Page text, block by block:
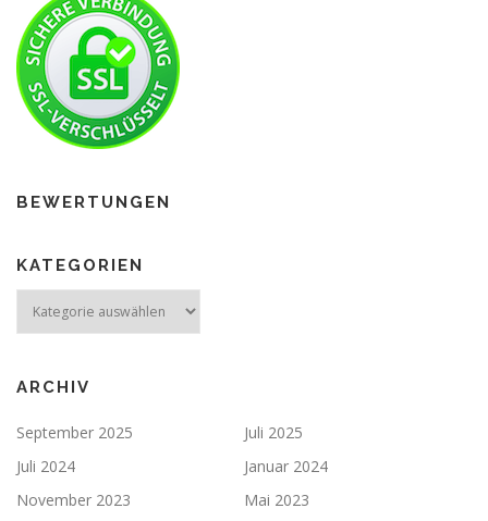
BEWERTUNGEN
KATEGORIEN
ARCHIV
September 2025
Juli 2025
Juli 2024
Januar 2024
November 2023
Mai 2023